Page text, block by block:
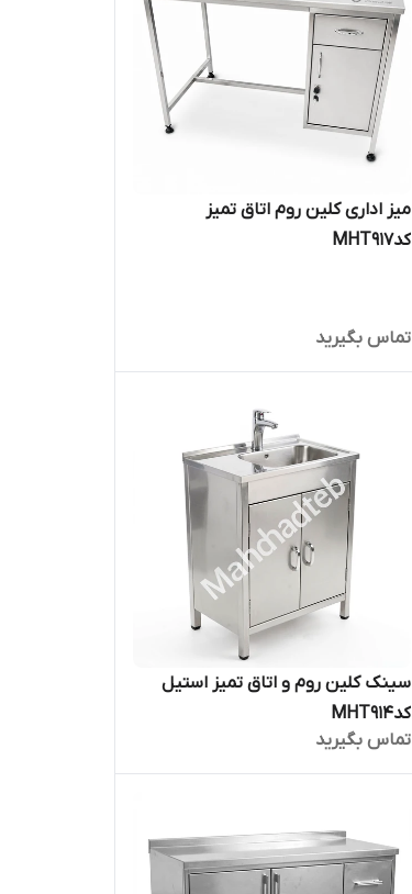
میز اداری کلین روم اتاق تمیز
کدMHT917
تماس بگیرید
سینک کلین روم و اتاق تمیز استیل
کدMHT914
تماس بگیرید